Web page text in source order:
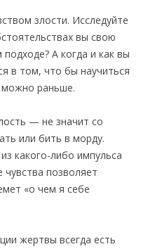
злости. Исследуйте
вы свою
А когда и как вы
в том, что бы научиться
можно раньше.
— не значит со
или бить в морду.
какого-либо импульса
позволяет
«о чем я себе
жертвы всегда есть